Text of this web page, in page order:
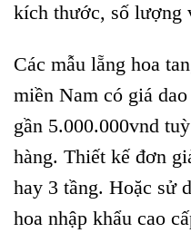
kích thước, số lượng
Các mẫu lẵng hoa
miền Nam có giá
gần 5.000.000vnd
hàng. Thiết kế đơn
hay 3 tầng. Hoặc sử
hoa nhập khẩu cao